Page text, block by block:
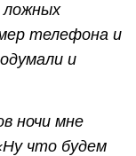
ложных
телефона и
и
ночи мне
что будем